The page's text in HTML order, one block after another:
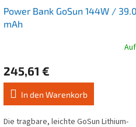
Power Bank GoSun 144W /
mAh
Produktbewertung
ist
4,3
von
245,61 €
In den Warenkorb
Die tragbare, leichte GoSun Lithium-